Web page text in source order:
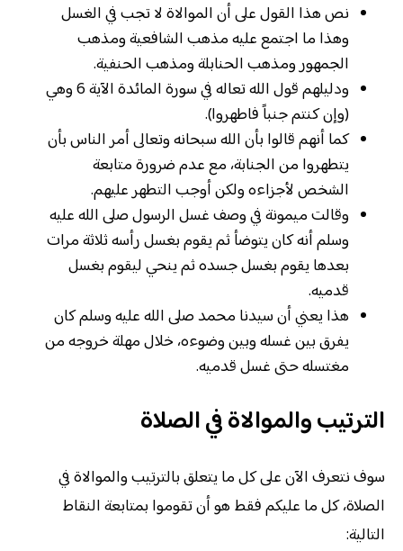
نص هذا القول على أن الموالاة لا تجب في الغسل
وهذا ما اجتمع عليه مذهب الشافعية ومذهب
الجمهور ومذهب الحنابلة ومذهب الحنفية.
ودليلهم قول الله تعاله في سورة المائدة الآية 6 وهي
(وإن كنتم جنباً فاطهروا).
كما أنهم قالوا بأن الله سبحانه وتعالى أمر الناس بأن
يتطهروا من الجنابة، مع عدم ضرورة متابعة
الشخص لأجزاءه ولكن أوجب التطهر عليهم.
وقالت ميمونة في وصف غسل الرسول صلى الله عليه
وسلم أنه كان يتوضأ ثم يقوم بغسل رأسه ثلاثة مرات
بعدها يقوم بغسل جسده ثم ينحي ليقوم بغسل
قدميه.
هذا يعني أن سيدنا محمد صلى الله عليه وسلم كان
يفرق بين غسله وبين وضوءه، خلال مهلة خروجه من
مغتسله حتى غسل قدميه.
الترتيب والموالاة في الصلاة
سوف نتعرف الآن على كل ما يتعلق بالترتيب والموالاة في
الصلاة، كل ما عليكم فقط هو أن تقوموا بمتابعة النقاط
التالية: